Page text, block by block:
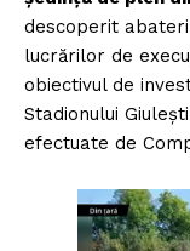
descoperit
lucrărilor de
obiectivul de
Stadionului
efectuate de